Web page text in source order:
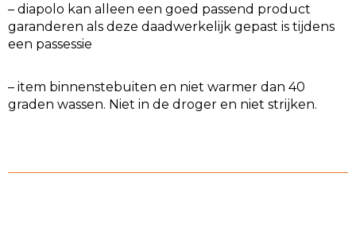
– diapolo kan alleen een goed passend product
garanderen als deze daadwerkelijk gepast is tijdens
een passessie
– item binnenstebuiten en niet warmer dan 40
graden wassen. Niet in de droger en niet strijken.